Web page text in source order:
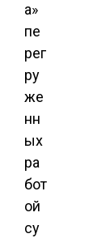
а»
пе
рег
ру
же
нн
ых
ра
бот
ой
су